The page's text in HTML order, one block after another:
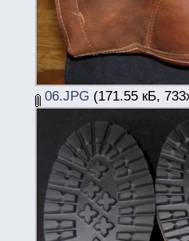
06.JPG (171.55 кБ,